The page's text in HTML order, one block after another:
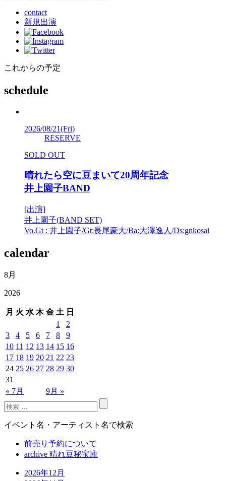
contact
新規出演
これからの予定
schedule
2026/08/21(Fri)
RESERVE
SOLD OUT
晴れたら空に豆まいて20周年記念
井上園子BAND
[出演]
井上園子(BAND SET)
Vo.Gt : 井上園子/Gt:長尾豪大/Ba:大澤逸人/Ds:gnkosai
calendar
8月
2026
月 火 水 木 金 土 日
« 7月 9月 »
1
2
3
4 5 6 7 8
9
10 11 12 13 14 15 16
17 18 19 20 21 22 23
24 25 26 27 28 29 30
31
イベント名・アーティスト名で検索
前売り予約について
archive 晴れ豆秘宝庫
2026年12月